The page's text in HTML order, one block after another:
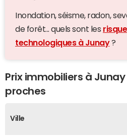
Inondation, séisme, radon,
de forêt... quels sont les
technologiques à Junay?
Prix immobiliers à
proches
Ville